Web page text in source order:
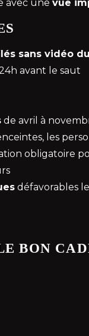
avec une vue
sans vidéo
avant le saut
de avril à
les
obligatoire
défavorables
BON